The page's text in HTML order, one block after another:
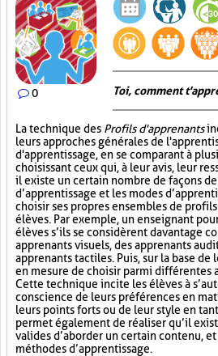
0 Toi, comment
La technique des Profils d'apprenants
leurs approches générales de
d'apprentissage, en se comparant à
choisissant ceux qui, à leur avis, leur
il existe un certain nombre de façons
d’apprentissage et les modes
choisir ses propres ensembles de
élèves. Par exemple, un enseignant
élèves s’ils se considèrent davantage
apprenants visuels, des apprenants
apprenants tactiles. Puis, sur la base de
en mesure de choisir parmi différentes
Cette technique incite les élèves à
conscience de leurs préférences en
leurs points forts ou de leur style en
permet également de réaliser qu’il
valides d’aborder un certain contenu,
méthodes d’apprentissage.